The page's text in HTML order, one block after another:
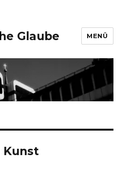
Glaube MENÜ
Kunst